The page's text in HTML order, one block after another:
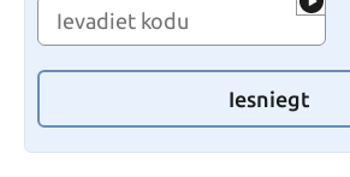
Iesniegt